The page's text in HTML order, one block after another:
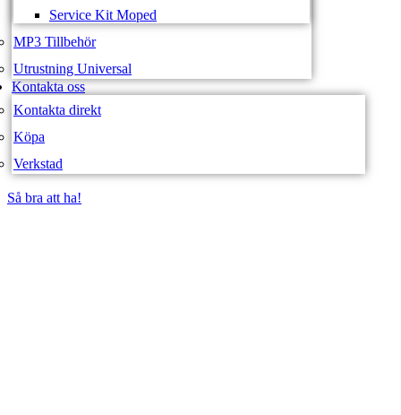
Service Kit Moped
MP3 Tillbehör
Utrustning Universal
Kontakta oss
Kontakta direkt
Köpa
Verkstad
Så bra att ha!